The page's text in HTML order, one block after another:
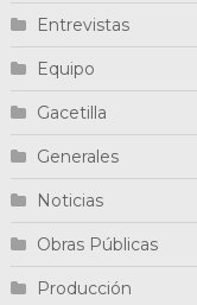
Entrevistas
Equipo
Gacetilla
Generales
Noticias
Obras Públicas
Producción